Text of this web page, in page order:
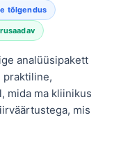
tõlgendus
analüüsipakett
praktiline,
mida ma kliinikus
mis